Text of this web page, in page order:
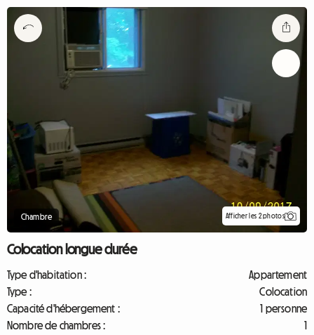
Chambre Afficher les 2 photos
Colocation longue durée
Type d'habitation :
Appartement
Type :
Colocation
Capacité d'hébergement :
1 personne
Nombre de chambres :
1